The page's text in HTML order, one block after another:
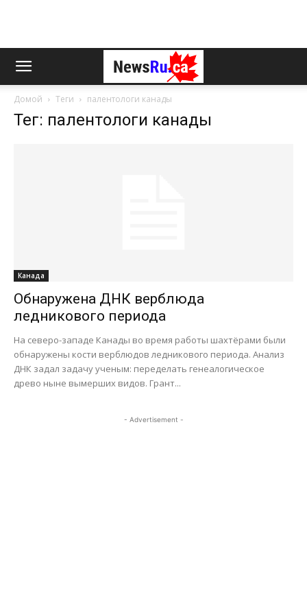
Домой Теги палентологи канады
Тег: палентологи канады
Канада
Обнаружена ДНК верблюда
ледникового периода
На северо-западе Канады во время работы шахтёрами были
обнаружены кости верблюдов ледникового периода. Анализ
ДНК задал задачу ученым: переделать генеалогическое
древо ныне вымерших видов. Грант...
- Advertisement -